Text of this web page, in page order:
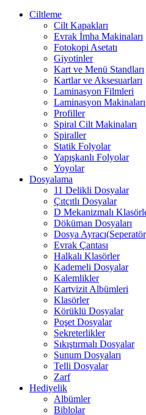
Ciltleme
Cilt Kapakları
Evrak İmha Makinaları
Fotokopi Asetatı
Giyotinler
Kart ve Menü Standları
Kartlar ve Aksesuarları
Laminasyon Filmleri
Laminasyon Makinaları
Profiller
Spiral Cilt Makinaları
Spiraller
Statik Folyolar
Yapışkanlı Folyolar
Yoyolar
Dosyalama
11 Delikli Dosyalar
Çıtçıtlı Dosyalar
D Mekanizmalı
Döküman Dosyaları
Dosya
Evrak Çantası
Halkalı Klasörler
Kademeli Dosyalar
Kalemlikler
Kartvizit Albümleri
Klasörler
Körüklü Dosyalar
Poşet Dosyalar
Sekreterlikler
Sıkıştırmalı Dosyalar
Sunum Dosyaları
Telli Dosyalar
Zarf
Hediyelik
Albümler
Biblolar